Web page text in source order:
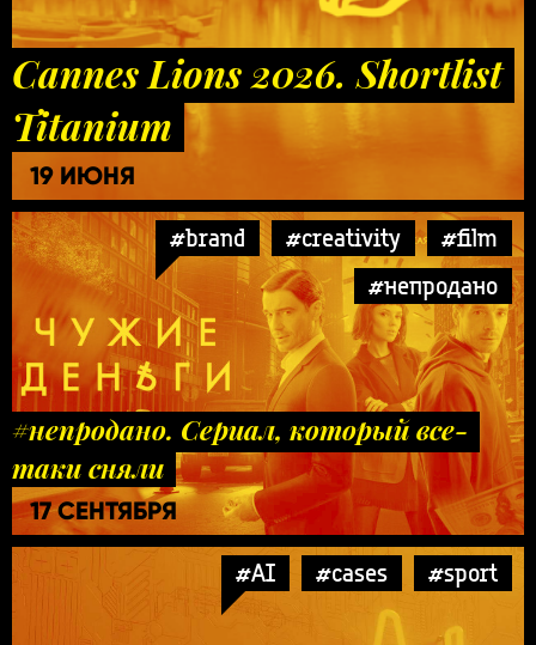
Cannes Lions 2026. Shortlist
Titanium
19 ИЮНЯ
#brand #creativity
#film
#непродано
#непродано. Сериал, который все-
таки сняли
17 СЕНТЯБРЯ
#AI #cases #sport